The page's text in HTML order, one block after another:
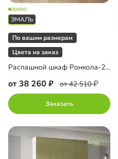
По вашим размерам
Цвета на заказ
Распашной шкаф Ронкола-2 Эмаль
от 38 260 от 42 510
Заказать